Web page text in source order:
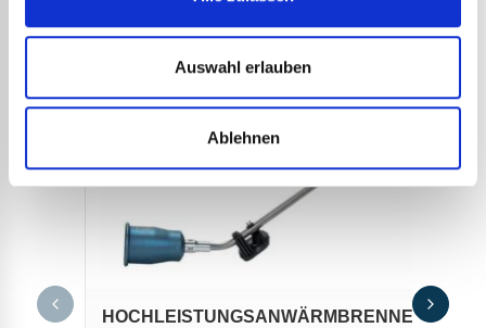
Auswahl erlauben
Ablehnen
REFERENZEN
HOCHLEISTUNGSANWÄRMBRENNER